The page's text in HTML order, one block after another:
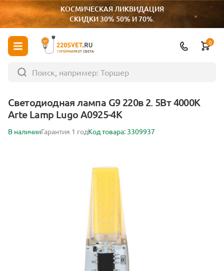
КОСМИЧЕСКАЯ ЛИКВИДАЦИЯ
СКИДКИ 30% 50% И 70%.
ГИПЕРМАРКЕТ СВЕТА
0
Светодиодная лампа G9 220в 2. 5Вт 4000К
Arte Lamp Lugo A0925-4K
В наличииГарантия 1 годКод товара: 3309937